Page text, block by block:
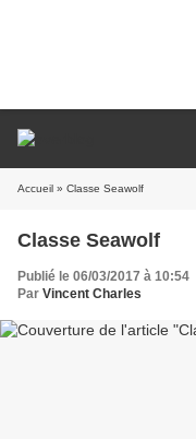
Accueil » Classe Seawolf
Classe Seawolf
Publié le 06/03/2017 à 10:54
Par Vincent Charles